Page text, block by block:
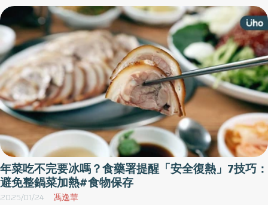
開開關關、生熟食應分開擺放，以及食物不是有冰就不會壞，最好
還是要在1個月內吃掉才不會變質。
年菜吃不完要冰嗎？食藥署提醒「安全復熱」7技巧：
避免整鍋菜加熱#食物保存
2025/01/24 馮逸華